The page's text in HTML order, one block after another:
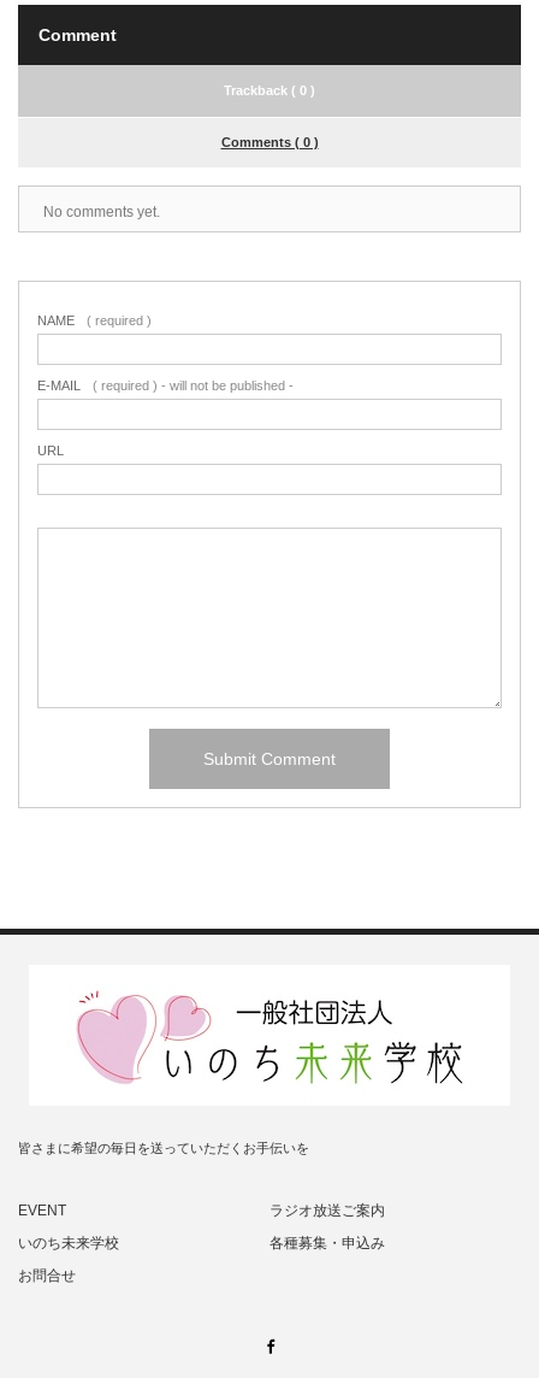
Comment
Trackback ( 0 )
Comments ( 0 )
No comments yet.
NAME ( required )
E-MAIL ( required ) - will not be published -
URL
皆さまに希望の毎日を送っていただくお手伝いを
EVENT
ラジオ放送ご案内
いのち未来学校
各種募集・申込み
お問合せ